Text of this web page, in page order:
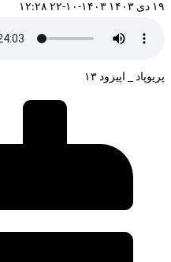
۱۹ دی ۱۴۰۳ ۱۴۰۳-۱۰-۲۲ ۱۲:۲۸
پریوپاد _ اپیزود ۱۳